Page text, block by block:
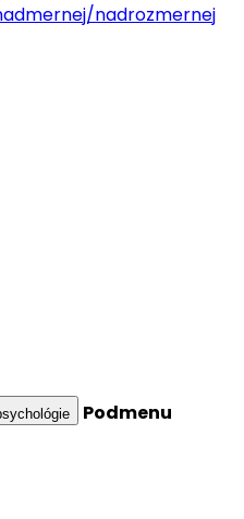
nadrozmernej
Podmenu